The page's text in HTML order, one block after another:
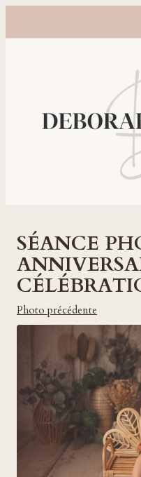
Photographe grossesse,
SÉANCE
Photo précédente